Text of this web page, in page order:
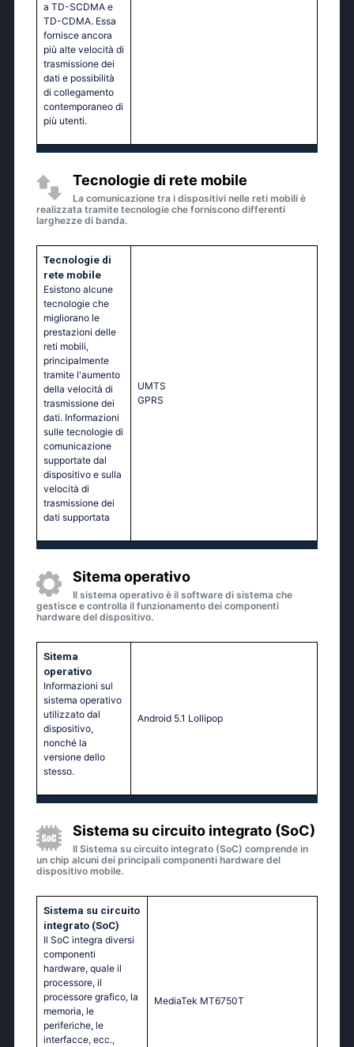
a TD-SCDMA e
TD-CDMA. Essa
fornisce ancora
più alte velocità di
trasmissione dei
dati e possibilità
di collegamento
contemporaneo di
più utenti.
Tecnologie di rete mobile
La comunicazione tra i dispositivi nelle reti mobili è
realizzata tramite tecnologie che forniscono differenti
larghezze di banda.
Tecnologie di
rete mobile
Esistono alcune
tecnologie che
migliorano le
prestazioni delle
reti mobili,
principalmente
tramite l'aumento
della velocità di
trasmissione dei
dati. Informazioni
sulle tecnologie di
comunicazione
supportate dal
dispositivo e sulla
velocità di
trasmissione dei
dati supportata
UМТS
GРRS
Sitema operativo
Il sistema operativo è il software di sistema che
gestisce e controlla il funzionamento dei componenti
hardware del dispositivo.
Sitema
operativo
Informazioni sul
sistema operativo
utilizzato dal
dispositivo,
nonché la
versione dello
stesso.
Аndrоid 5.1 Lоlliрор
Sistema su circuito integrato (SoC)
Il Sistema su circuito integrato (SoC) comprende in
un chip alcuni dei principali componenti hardware del
dispositivo mobile.
Sistema su circuito
integrato (SoC)
Il SoC integra diversi
componenti
hardware, quale il
processore, il
processore grafico, la
memoria, le
periferiche, le
interfacce, ecc.,
МеdiаТеk МТ6750Т